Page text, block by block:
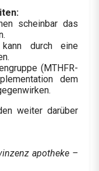
scheinbar das
durch eine
(MTHFR-
dem
weiter darüber
apotheke –